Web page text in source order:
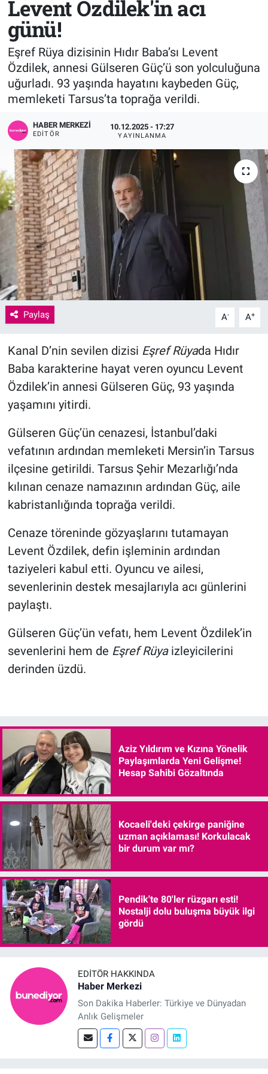
Levent Özdilek'in acı
günü!
Eşref Rüya dizisinin Hıdır Baba’sı Levent
Özdilek, annesi Gülseren Güç’ü son yolculuğuna
uğurladı. 93 yaşında hayatını kaybeden Güç,
memleketi Tarsus’ta toprağa verildi.
HABER MERKEZI
EDITÖR
10.12.2025 - 17:27
YAYINLANMA
Paylaş A- A+
Kanal D’nin sevilen dizisi Eşref Rüyada Hıdır
Baba karakterine hayat veren oyuncu Levent
Özdilek’in annesi Gülseren Güç, 93 yaşında
yaşamını yitirdi.
Gülseren Güç’ün cenazesi, İstanbul’daki
vefatının ardından memleketi Mersin’in Tarsus
ilçesine getirildi. Tarsus Şehir Mezarlığı’nda
kılınan cenaze namazının ardından Güç, aile
kabristanlığında toprağa verildi.
Cenaze töreninde gözyaşlarını tutamayan
Levent Özdilek, defin işleminin ardından
taziyeleri kabul etti. Oyuncu ve ailesi,
sevenlerinin destek mesajlarıyla acı günlerini
paylaştı.
Gülseren Güç’ün vefatı, hem Levent Özdilek’in
sevenlerini hem de Eşref Rüyaizleyicilerini
derinden üzdü.
Aziz Yıldırım ve Kızına Yönelik
Paylaşımlarda Yeni Gelişme!
Hesap Sahibi Gözaltında
Kocaeli'deki çekirge paniğine
uzman açıklaması! Korkulacak
bir durum var mı?
Pendik'te 80'ler rüzgarı esti!
Nostalji dolu buluşma büyük ilgi
gördü
EDITÖR HAKKINDA
Haber Merkezi
Son Dakika Haberler: Türkiye ve Dünyadan
Anlık Gelişmeler
Sağlık
Spor
Teknoloji
KÜLTÜR SANAT